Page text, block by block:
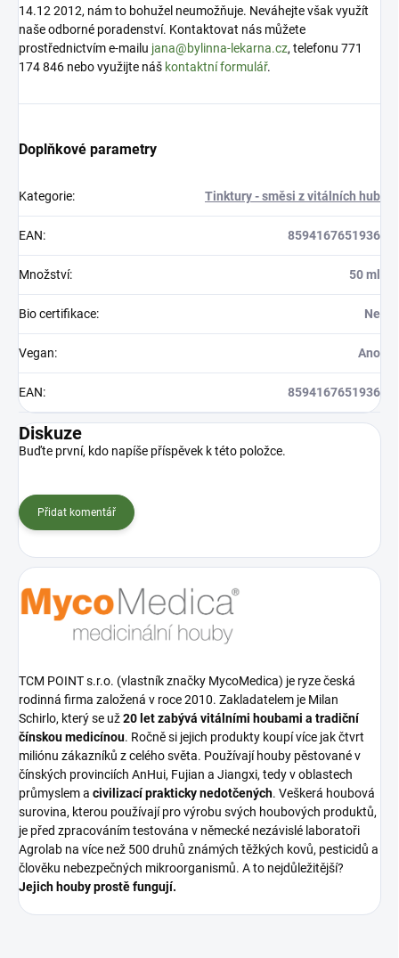
14.12 2012, nám to bohužel neumožňuje. Neváhejte však využít
naše odborné poradenství. Kontaktovat nás můžete
prostřednictvím e-mailu jana@bylinna-lekarna.cz, telefonu 771
174 846 nebo využijte náš kontaktní formulář.
Doplňkové parametry
Kategorie: Tinktury - směsi z vitálních hub
EAN: 8594167651936
Množství: 50 ml
Bio certifikace: Ne
Vegan: Ano
EAN: 8594167651936
Diskuze
Buďte první, kdo napíše příspěvek k této položce.
Přidat komentář
TCM POINT s.r.o. (vlastník značky MycoMedica) je ryze česká
rodinná firma založená v roce 2010. Zakladatelem je Milan
Schirlo, který se už20 let zabývá vitálními houbami a tradiční
čínskou medicínou. Ročně si jejich produkty koupí více jak čtvrt
miliónu zákazníků z celého světa. Používají houby pěstované v
čínských provinciích AnHui, Fujian a Jiangxi, tedy v oblastech
průmyslem a civilizací prakticky nedotčených. Veškerá houbová
surovina, kterou používají pro výrobu svých houbových produktů,
je před zpracováním testována v německé nezávislé laboratoři
Agrolab na více než 500 druhů známých těžkých kovů, pesticidů a
člověku nebezpečných mikroorganismů. A to nejdůležitější?
Jejich houby prostě fungují.